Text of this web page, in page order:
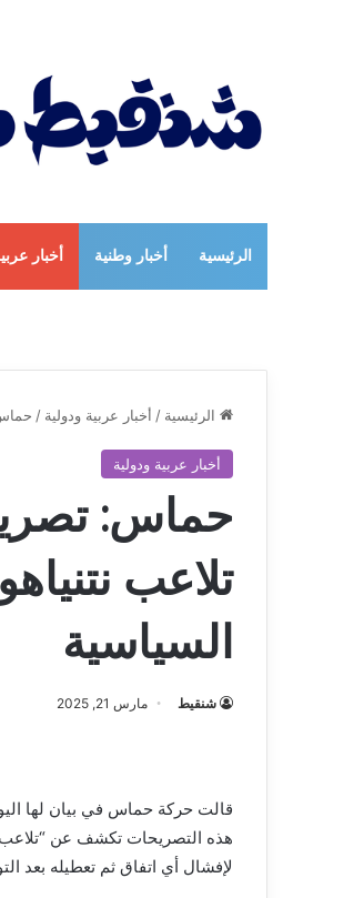
الرئيسية أخبار وطنية أخبار
الرئيسية / أخبار عربية ودولية /
أخبار عربية ودولية
حماس:
تلاعب
السياسية
شنقيط مارس 21, 2025
قالت حركة حماس في بيان لها
هذه التصريحات تكشف عن “تلاعب
لإفشال أي اتفاق ثم تعطيله بعد